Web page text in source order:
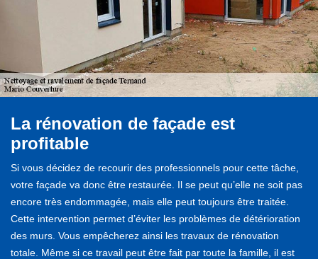
La rénovation de façade est
profitable
Si vous décidez de recourir des professionnels pour cette tâche,
votre façade va donc être restaurée. Il se peut qu’elle ne soit pas
encore très endommagée, mais elle peut toujours être traitée.
Cette intervention permet d’éviter les problèmes de détérioration
des murs. Vous empêcherez ainsi les travaux de rénovation
totale. Même si ce travail peut être fait par toute la famille, il est